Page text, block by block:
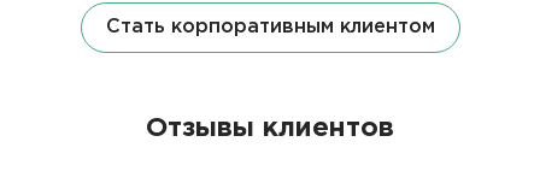
Стать корпоративным клиентом
Отзывы клиентов